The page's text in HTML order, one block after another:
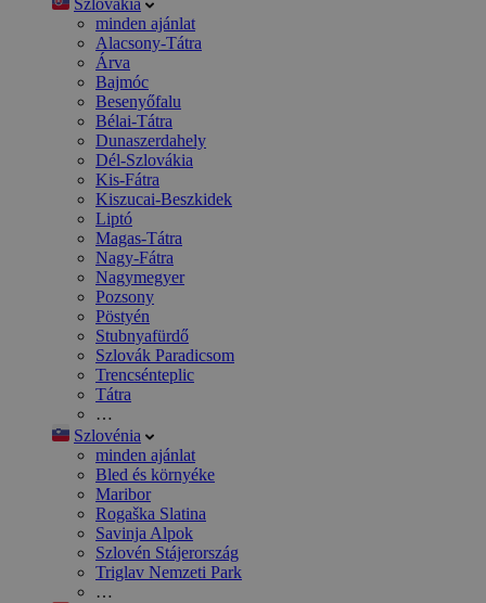
Szlovákia
minden ajánlat
Alacsony-Tátra
Árva
Bajmóc
Besenyőfalu
Bélai-Tátra
Dunaszerdahely
Dél-Szlovákia
Kis-Fátra
Kiszucai-Beszkidek
Liptó
Magas-Tátra
Nagy-Fátra
Nagymegyer
Pozsony
Pöstyén
Stubnyafürdő
Szlovák Paradicsom
Trencsénteplic
Tátra
…
Szlovénia
minden ajánlat
Bled és környéke
Maribor
Rogaška Slatina
Savinja Alpok
Szlovén Stájerország
Triglav Nemzeti Park
…